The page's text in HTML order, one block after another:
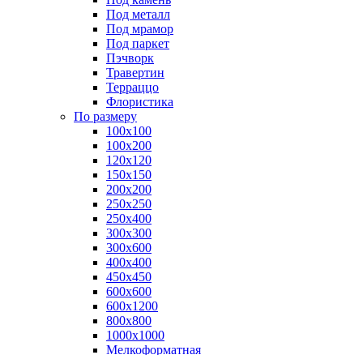
Под металл
Под мрамор
Под паркет
Пэчворк
Травертин
Терраццо
Флористика
По размеру
100х100
100х200
120х120
150х150
200х200
250х250
250х400
300х300
300х600
400х400
450х450
600х600
600х1200
800х800
1000х1000
Мелкоформатная